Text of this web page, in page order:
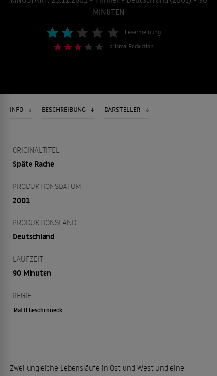
MINUTEN
Lesermeinung
prisma-Redaktion
INFO BESCHREIBUNG DARSTELLER
ORIGINALTITEL
Späte Rache
PRODUKTIONSDATUM
2001
PRODUKTIONSLAND
Deutschland
LAUFZEIT
90 Minuten
REGIE
Matti Geschonneck
Zwei ungleiche Lebensläufe in Ost und West und eine